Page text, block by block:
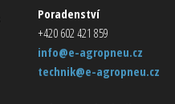
Poradenství
+420 602 421 859
info@e-agropneu.cz
technik@e-agropneu.cz